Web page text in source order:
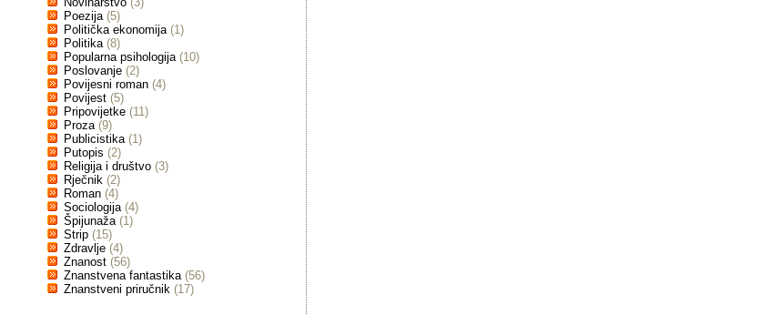
Poezija (5)
Politička ekonomija (1)
Politika (8)
Popularna psihologija (10)
Poslovanje (2)
Povijesni roman (4)
Povijest (5)
Pripovijetke (11)
Proza (9)
Publicistika (1)
Putopis (2)
Religija i društvo (3)
Rječnik (2)
Roman (4)
Sociologija (4)
Špijunaža (1)
Strip (15)
Zdravlje (4)
Znanost (56)
Znanstvena fantastika (56)
Znanstveni priručnik (17)